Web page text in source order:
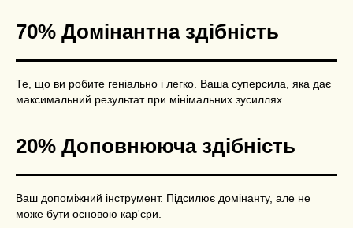
70% Домінантна здібність
Те, що ви робите геніально і легко. Ваша суперсила, яка дає
максимальний результат при мінімальних зусиллях.
20% Доповнююча здібність
Ваш допоміжний інструмент. Підсилює домінанту, але не
може бути основою кар'єри.